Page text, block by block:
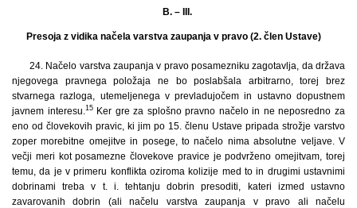
B. – III.
Presoja z vidika načela varstva zaupanja v pravo (2. člen Ustave)
24. Načelo varstva zaupanja v pravo posamezniku zagotavlja, da država
njegovega pravnega položaja ne bo poslabšala arbitrarno, torej brez
stvarnega razloga, utemeljenega v prevladujočem in ustavno dopustnem
javnem interesu. 15Ker gre za splošno pravno načelo in ne neposredno za
eno od človekovih pravic, ki jim po 15. členu Ustave pripada strožje varstvo
zoper morebitne omejitve in posege, to načelo nima absolutne veljave. V
večji meri kot posamezne človekove pravice je podvrženo omejitvam, torej
temu, da je v primeru konflikta oziroma kolizije med to in drugimi ustavnimi
dobrinami treba v t. i. tehtanju dobrin presoditi, kateri izmed ustavno
zavarovanih dobrin (ali načelu varstva zaupanja v pravo ali načelu